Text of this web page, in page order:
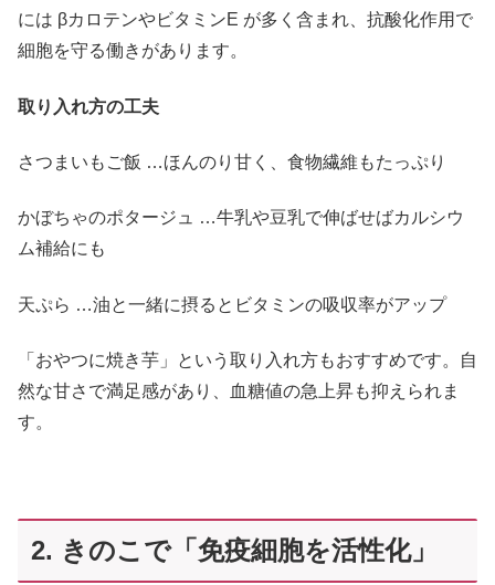
には βカロテンやビタミンE が多く含まれ、抗酸化作用で
細胞を守る働きがあります。
取り入れ方の工夫
さつまいもご飯 …ほんのり甘く、食物繊維もたっぷり
かぼちゃのポタージュ …牛乳や豆乳で伸ばせばカルシウ
ム補給にも
天ぷら …油と一緒に摂るとビタミンの吸収率がアップ
「おやつに焼き芋」という取り入れ方もおすすめです。自
然な甘さで満足感があり、血糖値の急上昇も抑えられま
す。
2. きのこで「免疫細胞を活性化」